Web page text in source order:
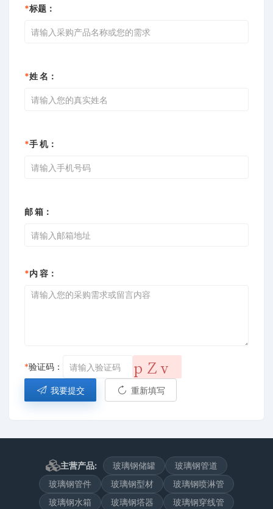
*标题：
*姓 名：
*手 机：
邮 箱：
*内 容：
*验证码：
我要提交 重新填写
主营产品: 玻璃钢储罐
玻璃钢管道
玻璃钢管件
玻璃钢型材
玻璃钢喷淋管
玻璃钢水箱
玻璃钢塔器 玻璃钢穿线管